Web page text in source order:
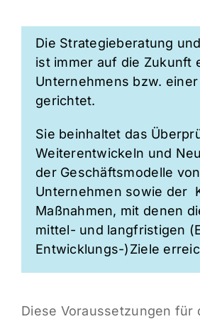
Die Strategieberatung
ist immer auf die Zukunft
Unternehmens bzw.
gerichtet.
Sie beinhaltet das
Weiterentwickeln und
der Geschäftsmodelle von
Unternehmen sowie der
Maßnahmen, mit denen
mittel- und langfristigen
Entwicklungs-)Ziele
Diese Voraussetzungen für